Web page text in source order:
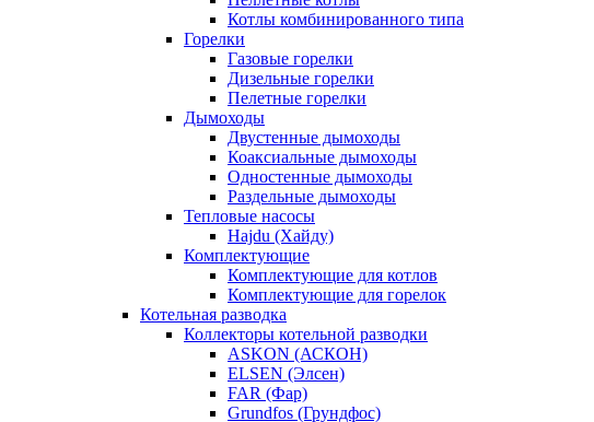
Котлы комбинированного типа
Горелки
Газовые горелки
Дизельные горелки
Пелетные горелки
Дымоходы
Двустенные дымоходы
Коаксиальные дымоходы
Одностенные дымоходы
Раздельные дымоходы
Тепловые насосы
Hajdu (Хайду)
Комплектующие
Комплектующие для котлов
Комплектующие для горелок
Котельная разводка
Коллекторы котельной разводки
ASKON (АСКОН)
ELSEN (Элсен)
FAR (Фар)
Grundfos (Грундфос)